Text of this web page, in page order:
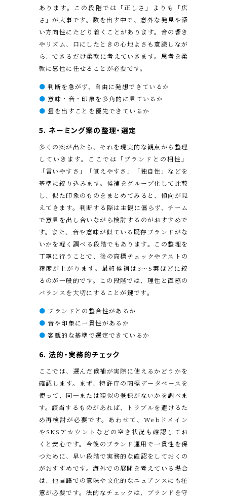
あります。この段階では「正しさ」よりも「広
さ」が大事です。数を出す中で、意外な発見や深
い方向性にたどり着くことがあります。音の響き
やリズム、口にしたときの心地よさも意識しなが
ら、できるだけ柔軟に考えていきます。思考を柔
軟に感性に任せることが必要です。
● 判断を急がず、自由に発想できているか
● 意味・音・印象を多角的に見ているか
● 量を出すことを優先できているか
5. ネーミング案の整理・選定
多くの案が出たら、それを現実的な観点から整理
していきます。ここでは「ブランドとの相性」
「言いやすさ」「覚えやすさ」「独自性」などを
基準に絞り込みます。候補をグループ化して比較
し、似た印象のものをまとめてみると、傾向が見
えてきます。判断する際は主観に偏らず、チーム
で意見を出し合いながら検討するのがおすすめで
す。また、音や意味が似ている既存ブランドがな
いかを軽く調べる段階でもあります。この整理を
丁寧に行うことで、後の商標チェックやテストの
精度が上がります。最終候補は3〜5案ほどに絞
るのが一般的です。この段階では、理性と直感の
バランスを大切にすることが鍵です。
● ブランドとの整合性があるか
● 音や印象に一貫性があるか
● 客観的な基準で選定できているか
6. 法的・実務的チェック
ここでは、選んだ候補が実際に使えるかどうかを
確認します。まず、特許庁の商標データベースを
使って、同一または類似の登録がないかを調べま
す。該当するものがあれば、トラブルを避けるた
め再検討が必要です。あわせて、Webドメイン
やSNSアカウントなどの空き状況も確認してお
くと安心です。今後のブランド運用で一貫性を保
つために、早い段階で実務的な確認をしておくの
がおすすめです。海外での展開を考えている場合
は、他言語での意味や文化的なニュアンスにも注
意が必要です。法的なチェックは、ブランドを守